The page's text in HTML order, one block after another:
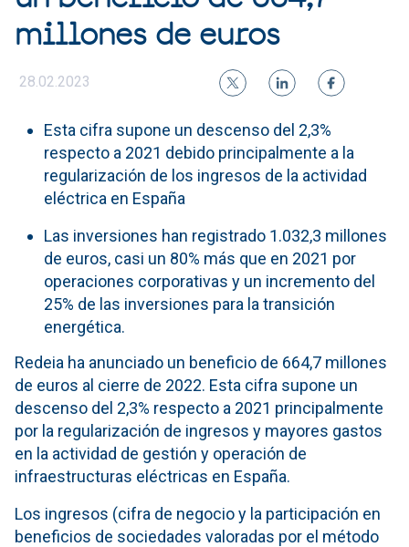
millones de euros
28.02.2023
Esta cifra supone un descenso del 2,3%
respecto a 2021 debido principalmente a la
regularización de los ingresos de la actividad
eléctrica en España
Las inversiones han registrado 1.032,3 millones
de euros, casi un 80% más que en 2021 por
operaciones corporativas y un incremento del
25% de las inversiones para la transición
energética.
Redeia ha anunciado un beneficio de 664,7 millones
de euros al cierre de 2022. Esta cifra supone un
descenso del 2,3% respecto a 2021 principalmente
por la regularización de ingresos y mayores gastos
en la actividad de gestión y operación de
infraestructuras eléctricas en España.
Los ingresos (cifra de negocio y la participación en
beneficios de sociedades valoradas por el método